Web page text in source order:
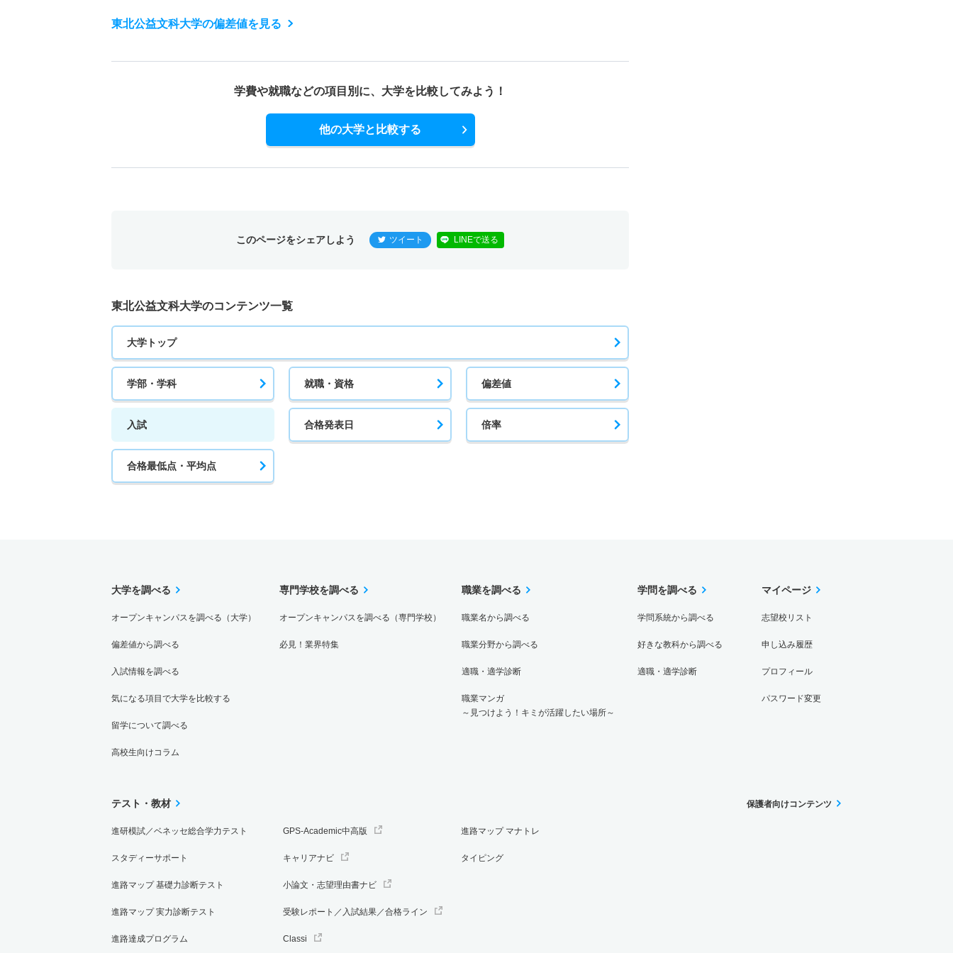
東北公益文科大学の偏差値を見る
学費や就職などの項目別に、 大学を比較してみよう！
他の大学と比較する
このページをシェアしよう ツイート LINEで送る
東北公益文科大学のコンテンツ一覧
大学トップ
学部・学科 就職・資格 偏差値
入試 合格発表日 倍率
合格最低点・平均点
大学を調べる
オープンキャンパスを調べる（大学）
偏差値から調べる
入試情報を調べる
気になる項目で大学を比較する
留学について調べる
高校生向けコラム
専門学校を調べる
オープンキャンパスを調べる（専門学校）
必見！業界特集
職業を調べる
職業名から調べる
職業分野から調べる
適職・適学診断
職業マンガ
～見つけよう！キミが活躍したい場所～
学問を調べる
学問系統から調べる
好きな教科から調べる
適職・適学診断
マイページ
志望校リスト
申し込み履歴
プロフィール
パスワード変更
テスト・教材
進研模試／ベネッセ総合学力テスト
スタディーサポート
進路マップ 基礎力診断テスト
進路マップ 実力診断テスト
進路達成プログラム
GPS-Academic中高版
キャリアナビ
小論文・志望理由書ナビ
受験レポート／入試結果／合格ライン
Classi
進路マップ マナトレ
タイピング
保護者向けコンテンツ